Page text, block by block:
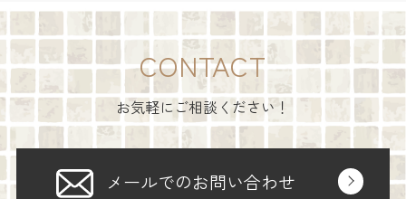
CONTACT
お気軽にご相談ください！
メールでのお問い合わせ